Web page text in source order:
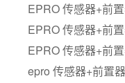
EPRO 传感器+前
EPRO 传感器+前
EPRO 传感器+前
epro 传感器+前置